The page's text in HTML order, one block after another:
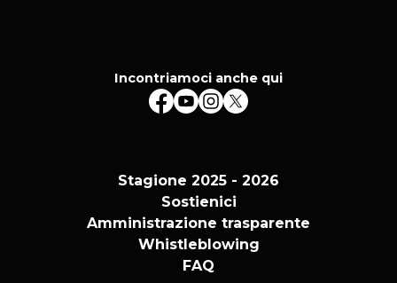
Incontriamoci anche qui
Stagione 2025 - 2026
Sostienici
Amministrazione trasparente
Whistleblowing
FAQ